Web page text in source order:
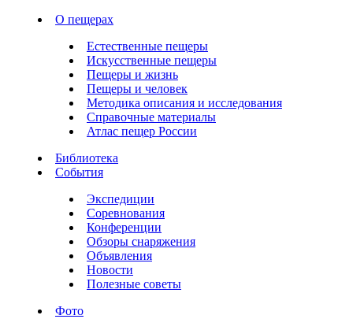
О пещерах
Естественные пещеры
Искусственные пещеры
Пещеры и жизнь
Пещеры и человек
Методика описания и исследования
Справочные материалы
Атлас пещер России
Библиотека
События
Экспедиции
Соревнования
Конференции
Обзоры снаряжения
Объявления
Новости
Полезные советы
Фото